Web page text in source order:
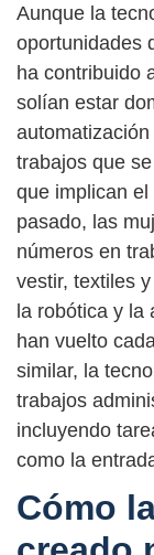
Aunque la
oportunidades
ha contribuido
solían estar
trabajos que
que implican
pasado, las
números en
vestir, textiles
la robótica y la
han vuelto
similar, la
trabajos
incluyendo
como la
Cómo